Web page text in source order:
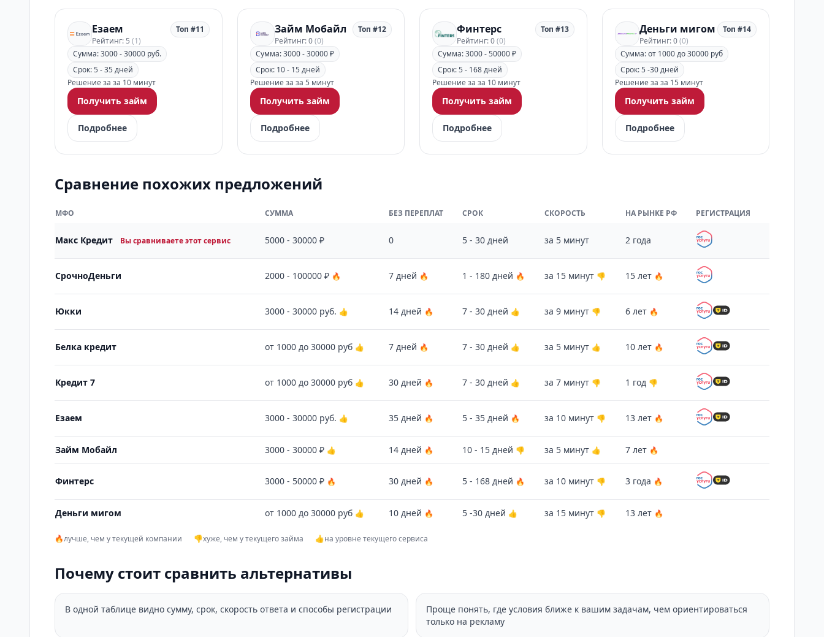
Езаем
Рейтинг: 5 (1)
Топ #11
Сумма: 3000 - 30000 руб.
Срок: 5 - 35 дней
Решение за за 10 минут
Получить займ
Подробнее
Займ Мобайл
Рейтинг: 0(0)
Топ #12
Сумма: 3000 - 30000 ₽
Срок: 10 - 15 дней
Решение за за 5 минут
Получить займ
Подробнее
Финтерс
Рейтинг: 0(0)
Топ #13
Сумма: 3000 - 50000 ₽
Срок: 5 - 168 дней
Решение за за 10 минут
Получить займ
Подробнее
Деньги мигом
Рейтинг: 0(0)
Топ #14
Сумма: от 1000 до 30000 руб
Срок: 5 -30 дней
Решение за за 15 минут
Получить займ
Подробнее
Сравнение похожих предложений
МФО СУММА БЕЗ ПЕРЕПЛАТ СРОК СКОРОСТЬ НА РЫНКЕ РФ РЕГИСТРАЦИЯ
Макс Кредит Вы сравниваете этот сервис 5000 - 30000 ₽ 0 5 - 30 дней за 5 минут 2 года
СрочноДеньги 2000 - 100000 ₽ 🔥 7 дней 🔥 1 - 180 дней 🔥 за 15 минут 👎 15 лет 🔥
Юкки 3000 - 30000 руб. 👍 14 дней 🔥 7 - 30 дней 👍 за 9 минут 👎 6 лет 🔥
Белка кредит от 1000 до 30000 руб 👍 7 дней 🔥 7 - 30 дней 👍 за 5 минут 👍 10 лет 🔥
Кредит 7 от 1000 до 30000 руб 👍 30 дней 🔥 7 - 30 дней 👍 за 7 минут 👎 1 год 👎
Езаем 3000 - 30000 руб. 👍 35 дней 🔥 5 - 35 дней 🔥 за 10 минут 👎 13 лет 🔥
Займ Мобайл 3000 - 30000 ₽ 👍 14 дней 🔥 10 - 15 дней 👎 за 5 минут 👍 7 лет 🔥
Финтерс 3000 - 50000 ₽ 🔥 30 дней 🔥 5 - 168 дней 🔥 за 10 минут 👎 3 года 🔥
Деньги мигом от 1000 до 30000 руб 👍 10 дней 🔥 5 -30 дней 👍 за 15 минут 👎 13 лет 🔥
🔥лучше, чем у текущей компании 👎хуже, чем у текущего займа 👍на уровне текущего сервиса
Почему стоит сравнить альтернативы
В одной таблице видно сумму, срок, скорость ответа и способы регистрации
Проще понять, где условия ближе к вашим задачам, чем ориентироваться
только на рекламу